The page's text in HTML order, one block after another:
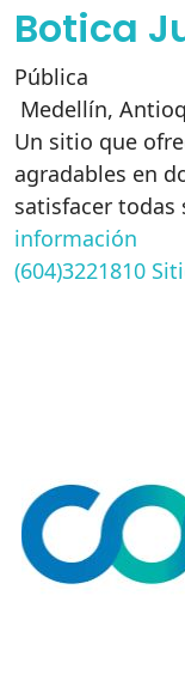
Botica
Pública
Medellín,
Un sitio que
agradables en
satisfacer todas
información
(604)3221810